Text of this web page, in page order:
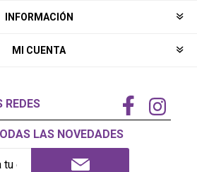
INFORMACIÓN
MI CUENTA
REDES
LAS NOVEDADES